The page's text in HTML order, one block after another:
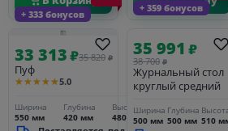
+ 333 бонусов
33 313₽35 820 ₽
Пуф
★★★★★5.0
Ширина
550 мм
Глубина
420 мм
Высота
480 мм
+ 359 бонусов
35 991 ₽
38 700 ₽
Журнальный стол
круглый средний
Ширина
500 мм
Глубина
500 мм 510